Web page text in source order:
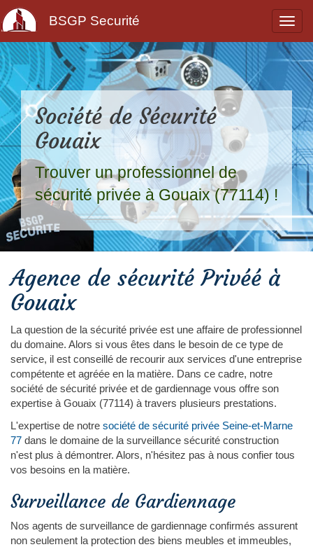
BSGP Securité
Société de Sécurité
Gouaix
Trouver un professionnel de
sécurité privée à Gouaix (77114) !
Agence de sécurité Privéé à
Gouaix
La question de la sécurité privée est une affaire de professionnel
du domaine. Alors si vous êtes dans le besoin de ce type de
service, il est conseillé de recourir aux services d'une entreprise
compétente et agréée en la matière. Dans ce cadre, notre
société de sécurité privée et de gardiennage vous offre son
expertise à Gouaix (77114) à travers plusieurs prestations.
L'expertise de notre société de sécurité privée Seine-et-Marne
77 dans le domaine de la surveillance sécurité construction
n'est plus à démontrer. Alors, n'hésitez pas à nous confier tous
vos besoins en la matière.
Surveillance de Gardiennage
Nos agents de surveillance de gardiennage confirmés assurent
non seulement la protection des biens meubles et immeubles,